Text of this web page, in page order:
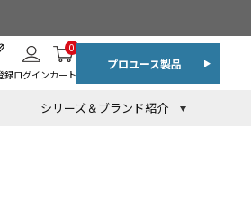
録ログインカート
0
プロユース製品
シリーズ＆ブランド紹介